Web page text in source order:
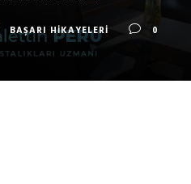
BAŞARI HIKAYELERI 0